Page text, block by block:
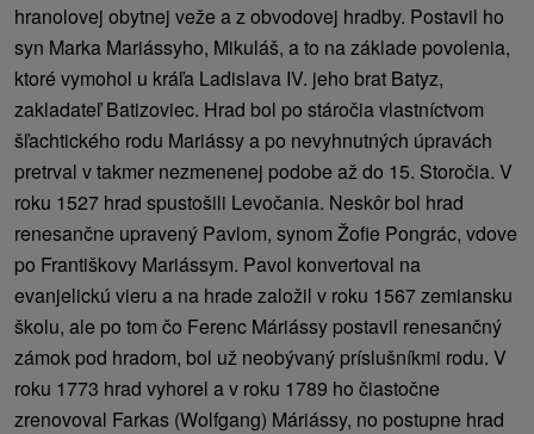
hranolovej obytnej veže a z obvodovej hradby. Postavil ho
syn Marka Mariássyho, Mikuláš, a to na základe povolenia,
ktoré vymohol u kráľa Ladislava IV. jeho brat Batyz,
zakladateľ Batizoviec. Hrad bol po stáročia vlastníctvom
šľachtického rodu Mariássy a po nevyhnutných úpravách
pretrval v takmer nezmenenej podobe až do 15. Storočia. V
roku 1527 hrad spustošili Levočania. Neskôr bol hrad
renesančne upravený Pavlom, synom Žofie Pongrác, vdove
po Františkovy Mariássym. Pavol konvertoval na
evanjelickú vieru a na hrade založil v roku 1567 zemiansku
školu, ale po tom čo Ferenc Máriássy postavil renesančný
zámok pod hradom, bol už neobývaný príslušníkmi rodu. V
roku 1773 hrad vyhorel a v roku 1789 ho čiastočne
zrenovoval Farkas (Wolfgang) Máriássy, no postupne hrad